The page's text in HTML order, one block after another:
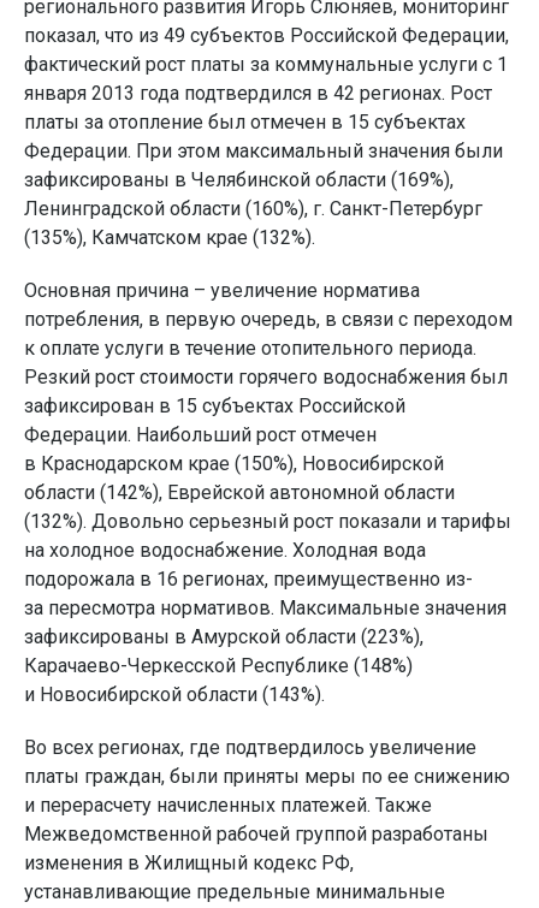
регионального развития Игорь Слюняев, мониторинг
показал, что из 49 субъектов Российской Федерации,
фактический рост платы за коммунальные услуги с 1
января 2013 года подтвердился в 42 регионах. Рост
платы за отопление был отмечен в 15 субъектах
Федерации. При этом максимальный значения были
зафиксированы в Челябинской области (169%),
Ленинградской области (160%), г. Санкт-Петербург
(135%), Камчатском крае (132%).
Основная причина – увеличение норматива
потребления, в первую очередь, в связи с переходом
к оплате услуги в течение отопительного периода.
Резкий рост стоимости горячего водоснабжения был
зафиксирован в 15 субъектах Российской
Федерации. Наибольший рост отмечен
в Краснодарском крае (150%), Новосибирской
области (142%), Еврейской автономной области
(132%). Довольно серьезный рост показали и тарифы
на холодное водоснабжение. Холодная вода
подорожала в 16 регионах, преимущественно из-
за пересмотра нормативов. Максимальные значения
зафиксированы в Амурской области (223%),
Карачаево-Черкесской Республике (148%)
и Новосибирской области (143%).
Во всех регионах, где подтвердилось увеличение
платы граждан, были приняты меры по ее снижению
и перерасчету начисленных платежей. Также
Межведомственной рабочей группой разработаны
изменения в Жилищный кодекс РФ,
устанавливающие предельные минимальные